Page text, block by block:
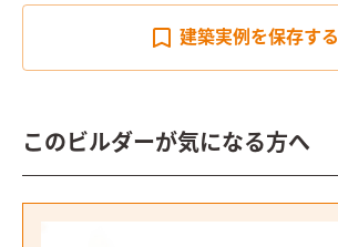
建築実例を保存する
このビルダーが気になる方へ